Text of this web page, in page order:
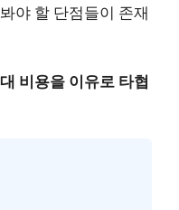
야 할 단점들이 존재
비용을 이유로 타협